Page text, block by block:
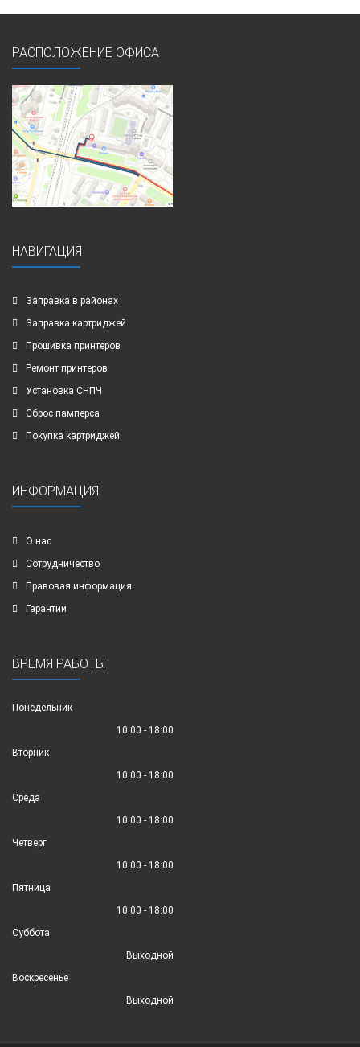
РАСПОЛОЖЕНИЕ ОФИСА
НАВИГАЦИЯ
Заправка в районах
Заправка картриджей
Прошивка принтеров
Ремонт принтеров
Установка СНПЧ
Сброс памперса
Покупка картриджей
ИНФОРМАЦИЯ
О нас
Сотрудничество
Правовая информация
Гарантии
ВРЕМЯ РАБОТЫ
Понедельник
10:00 - 18:00
Вторник
10:00 - 18:00
Среда
10:00 - 18:00
Четверг
10:00 - 18:00
Пятница
10:00 - 18:00
Суббота
Выходной
Воскресенье
Выходной